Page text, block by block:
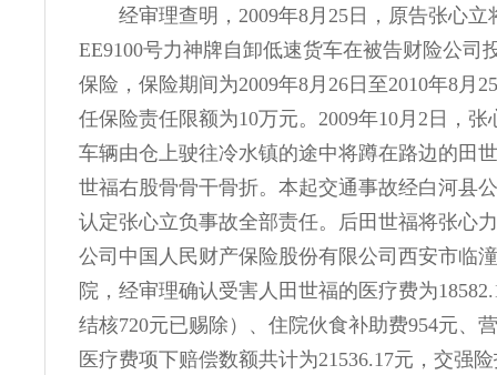
经审理查明，2009年8月25日，原告张心
EE9100号力神牌自卸低速货车在被告财险公司
保险，保险期间为2009年8月26日至2010年8月
任保险责任限额为10万元。2009年10月2日，
车辆由仓上驶往冷水镇的途中将蹲在路边的田
世福右股骨骨干骨折。本起交通事故经白河县
认定张心立负事故全部责任。后田世福将张心
公司中国人民财产保险股份有限公司西安市临
院，经审理确认受害人田世福的医疗费为
结核720元已赐除）、住院伙食补助费954元、
医疗费项下赔偿数额共计为21536.17元，交强